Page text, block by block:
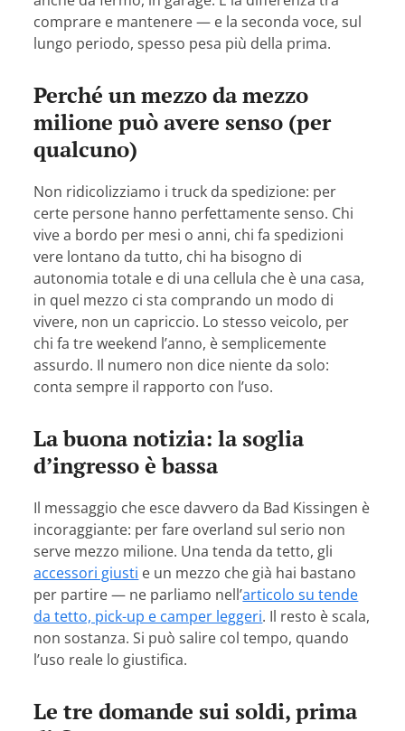
comprare e mantenere — e la seconda voce, sul
lungo periodo, spesso pesa più della prima.
Perché un mezzo da mezzo
milione può avere senso (per
qualcuno)
Non ridicolizziamo i truck da spedizione: per
certe persone hanno perfettamente senso. Chi
vive a bordo per mesi o anni, chi fa spedizioni
vere lontano da tutto, chi ha bisogno di
autonomia totale e di una cellula che è una casa,
in quel mezzo ci sta comprando un modo di
vivere, non un capriccio. Lo stesso veicolo, per
chi fa tre weekend l’anno, è semplicemente
assurdo. Il numero non dice niente da solo:
conta sempre il rapporto con l’uso.
La buona notizia: la soglia
d’ingresso è bassa
Il messaggio che esce davvero da Bad Kissingen è
incoraggiante: per fare overland sul serio non
serve mezzo milione. Una tenda da tetto, gli
accessori giusti e un mezzo che già hai bastano
per partire — ne parliamo nell’articolo su tende
da tetto, pick-up e camper leggeri. Il resto è scala,
non sostanza. Si può salire col tempo, quando
l’uso reale lo giustifica.
Le tre domande sui soldi, prima